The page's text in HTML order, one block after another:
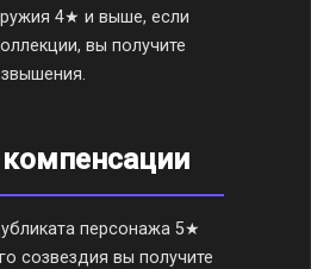
4★ и выше, если
вы получите
персонажа 5★
созвездия вы получите